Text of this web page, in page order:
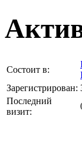
Состоит в:
Зарегистрирован:
Последний
визит: